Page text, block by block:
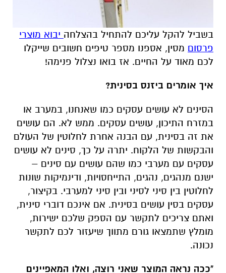
בשביל להקל עליכם להתחיל בהצלחה יבוא מוצרי
פרסום מסין, אספנו מספר טיפים חשובים שייקלו
לכם מאוד על החיים. אז בואו נצלול פנימה!
איך אומרים ביזנס בסינית?
הסינים לא עושים עסקים כמו שאנחנו, במערב או
במזרח התיכון, עושים עסקים. ממש לא. הם עושים
את זה בסינית, עם הבנה אחרת לחלוטין של העולם
והבקשות של הלקוח. יתרה על כך, סינים לא עושים
עסקים עם מערבי כמו שהם עושים עם סינים –
ישנם מנהגים, נהגים, התייחסויות, ודינמיקות שונות
לחלוטין בין סיני לסיני ובין סיני למערבי. בקיצור,
עסקים בסין עושים בסינית. אם אינכם דוברי סינית,
ואתם צריכים לתקשר עם הספק שלכם ישירות,
מומלץ שתמצאו גורם מתווך שיעזור לכם לתקשר
נכונה.
"ככה נראה המוצר שאני רוצה, ואלו המאפיינים